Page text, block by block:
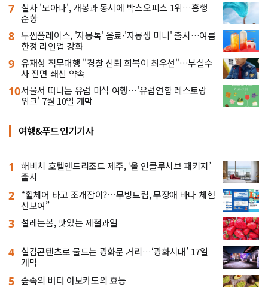
7 실사 '모아나', 개봉과 동시에 박스오피스 1위…흥행
순항
8 투썸플레이스, '자몽톡' 음료·'자몽생 미니' 출시…여름
한정 라인업 강화
9 유재성 직무대행 "경찰 신뢰 회복이 최우선"…부실수
사 전면 쇄신 약속
10서울서 떠나는 유럽 미식 여행…'유럽연합 레스토랑
위크' 7월 10일 개막
여행&푸드 인기기사
1
해비치 호텔앤드리조트 제주, ‘올 인클루시브 패키지’
출시
2 “휠체어 타고 조개잡이?…무빙트립, 무장애 바다 체험
선보여”
3 설레는봄, 맛있는 제철과일
4 실감콘텐츠로 물드는 광화문 거리…‘광화시대’ 17일
개막
5 숲속의 버터 아보카도의 효능